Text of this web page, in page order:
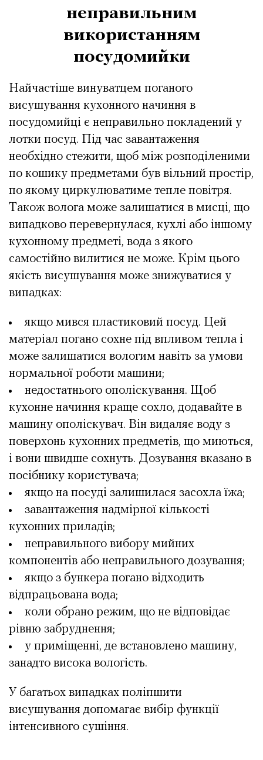
неправильним
використанням
посудомийки
Найчастіше винуватцем поганого
висушування кухонного начиння в
посудомийці є неправильно покладений у
лотки посуд. Під час завантаження
необхідно стежити, щоб між розподіленими
по кошику предметами був вільний простір,
по якому циркулюватиме тепле повітря.
Також волога може залишатися в мисці, що
випадково перевернулася, кухлі або іншому
кухонному предметі, вода з якого
самостійно вилитися не може. Крім цього
якість висушування може знижуватися у
випадках:
якщо мився пластиковий посуд. Цей
матеріал погано сохне під впливом тепла і
може залишатися вологим навіть за умови
нормальної роботи машини;
недостатнього ополіскування. Щоб
кухонне начиння краще сохло, додавайте в
машину ополіскувач. Він видаляє воду з
поверхонь кухонних предметів, що миються,
і вони швидше сохнуть. Дозування вказано в
посібнику користувача;
якщо на посуді залишилася засохла їжа;
завантаження надмірної кількості
кухонних приладів;
неправильного вибору мийних
компонентів або неправильного дозування;
якщо з бункера погано відходить
відпрацьована вода;
коли обрано режим, що не відповідає
рівню забруднення;
у приміщенні, де встановлено машину,
занадто висока вологість.
У багатьох випадках поліпшити
висушування допомагає вибір функції
інтенсивного сушіння.